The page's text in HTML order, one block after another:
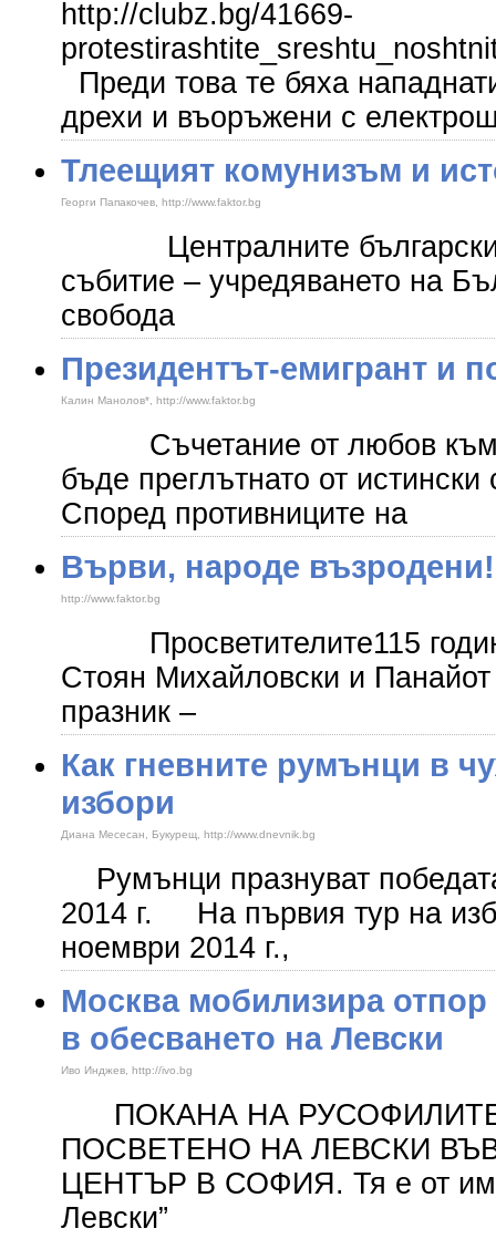
http://clubz.bg/41669-
Преди това те бяха
дрехи и въоръжени с
Тлеещият комунизъм и
Георги Папакочев, http://www.faktor.bg
Централните български
събитие – учредяването на
свобода
Президентът-емигрант и
Калин Манолов*, http://www.faktor.bg
Съчетание от любов към
бъде преглътнато от
Според противниците на
Върви, народе
http://www.faktor.bg
Просветителите ​115
Стоян Михайловски и
празник –
Как гневните румънци в
избори
Диана Месесан, Букурещ, http://www.dnevnik.bg
Румънци празнуват
2014 г. На първия тур на
ноември 2014 г.,
Москва мобилизира отпор
в обесването на Левски
Иво Инджев, http://ivo.bg
ПОКАНА НА РУСОФИЛИТЕ
ПОСВЕТЕНО НА ЛЕВСКИ
ЦЕНТЪР В СОФИЯ. Тя е от
Левски”